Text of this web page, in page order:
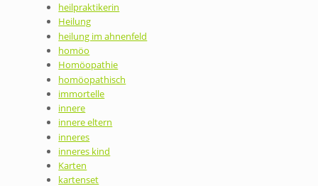
heilpraktikerin
Heilung
heilung im ahnenfeld
homöo
Homöopathie
homöopathisch
immortelle
innere
innere eltern
inneres
inneres kind
Karten
kartenset